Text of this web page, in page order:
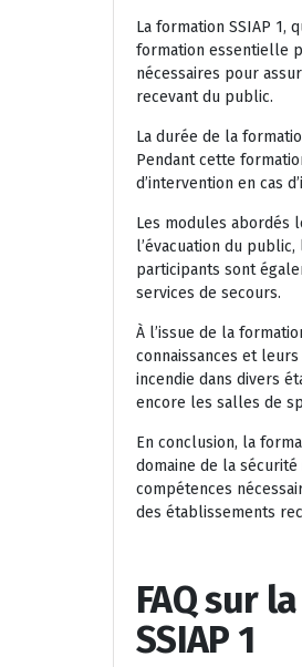
La formation SSIAP 1,
formation essentielle
nécessaires pour
recevant du public.
La durée de la
Pendant cette
d’intervention en cas
Les modules abordés
l’évacuation du
participants sont
services de secours.
À l’issue de la
connaissances et
incendie dans divers
encore les salles de
En conclusion, la
domaine de la
compétences
des établissements
FAQ sur
SSIAP 1